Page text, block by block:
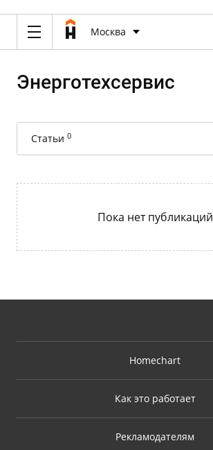
Москва
Энерготехсервис
Статьи 0
Пока нет публикаций
Homechart
Как это работает
Рекламодателям